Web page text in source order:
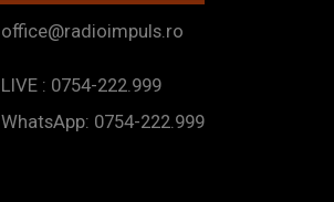
office@radioimpuls.ro
LIVE : 0754-222.999
WhatsApp: 0754-222.999